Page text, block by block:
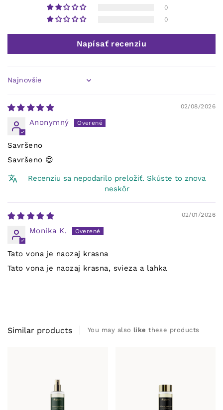
0
0
Napísať recenziu
Sort by
02/08/2026
Anonymný
Savršeno
Savršeno 😍
Recenziu sa nepodarilo preložiť. Skúste to znova
neskôr
02/01/2026
Monika K.
Tato vona je naozaj krasna
Tato vona je naozaj krasna, svieza a lahka
Similar products You may also like these products